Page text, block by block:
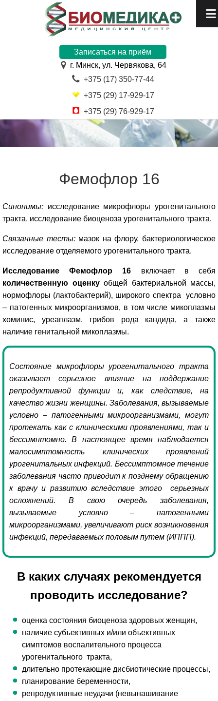
Записаться на приём
г. Минск, ул. Червякова, 64
+375 (17) 350-77-44
+375 (29) 17-929-17
+375 (29) 76-929-17
Фемофлор 16
Синонимы: исследование микрофлоры урогенитального
тракта, исследование биоценоза урогенитального тракта.
Связанные тесты:мазок на флору, бактериологическое
исследование отделяемого урогенитального тракта.
Исследование Фемофлор 16 включает в себя
количественную оценкуобщей бактериальной массы,
нормофлоры (лактобактерий), широкого спектра условно
– патогенных микроорганизмов, в том числе микоплазмы
хоминис, уреаплазм, грибов рода кандида, а также
наличие генитальной микоплазмы.
Состояние микрофлоры урогенитального тракта
оказывает серьезное влияние на поддержание
репродуктивной функции и, как следствие, на
качество жизни женщины. Заболевания, вызываемые
условно – патогенными микроорганизмами, могут
протекать как с клиническими проявлениями, так и
бессимптомно. В настоящее время наблюдается
малосимптомность клинических проявлений
урогенитальных инфекций. Бессимптомное течение
заболевания часто приводит к позднему обращению
к врачу и развитию вследствие этого серьезных
осложнений. В свою очередь заболевания,
вызываемые условно – патогенными
микроорганизмами, увеличивают риск возникновения
инфекций, передаваемых половым путем (ИППП).
В каких случаях рекомендуется
проводить исследование?
оценка состояния биоценоза здоровых женщин,
наличие субъективных и/или объективных
симптомов воспалительного процесса
урогенитального тракта,
длительно протекающие дисбиотические процессы,
планирование беременности,
репродуктивные неудачи (невынашивание